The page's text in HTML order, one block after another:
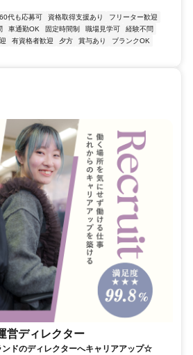
60代も応募可 資格取得支援あり
フリーター歓迎
車通勤OK 固定時間制 職場見学可
経験不問
有資格者歓迎 夕方 賞与あり
ブランクOK
営ディレクター
ドのディレクターへキャリアアップ☆